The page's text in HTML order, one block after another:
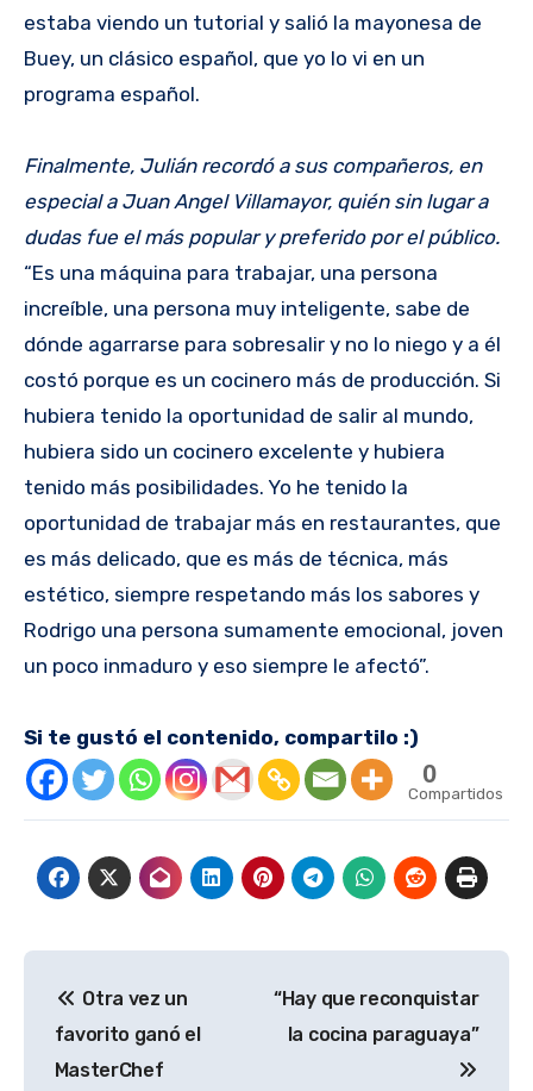
estaba viendo un tutorial y salió la mayonesa de
Buey, un clásico español, que yo lo vi en un
programa español.
Finalmente, Julián recordó a sus compañeros, en
especial a Juan Angel Villamayor, quién sin lugar a
dudas fue el más popular y preferido por el público.
“Es una máquina para trabajar, una persona
increíble, una persona muy inteligente, sabe de
dónde agarrarse para sobresalir y no lo niego y a él
costó porque es un cocinero más de producción. Si
hubiera tenido la oportunidad de salir al mundo,
hubiera sido un cocinero excelente y hubiera
tenido más posibilidades. Yo he tenido la
oportunidad de trabajar más en restaurantes, que
es más delicado, que es más de técnica, más
estético, siempre respetando más los sabores y
Rodrigo una persona sumamente emocional, joven
un poco inmaduro y eso siempre le afectó”.
Si te gustó el contenido, compartilo :)
0
Compartidos
de
entradas
Otra vez un
favorito ganó el
MasterChef
“Hay que reconquistar
la cocina paraguaya”